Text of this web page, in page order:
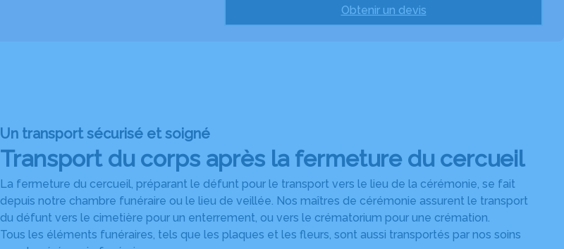
Obtenir un devis
Un transport sécurisé et soigné
Transport du corps après la fermeture du cercueil
La fermeture du cercueil, préparant le défunt pour le transport vers le lieu de la cérémonie, se fait
depuis notre chambre funéraire ou le lieu de veillée. Nos maîtres de cérémonie assurent le transport
du défunt vers le cimetière pour un enterrement, ou vers le crématorium pour une crémation.
Tous les éléments funéraires, tels que les plaques et les fleurs, sont aussi transportés par nos soins